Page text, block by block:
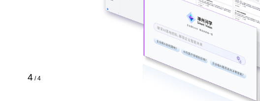
4 /4